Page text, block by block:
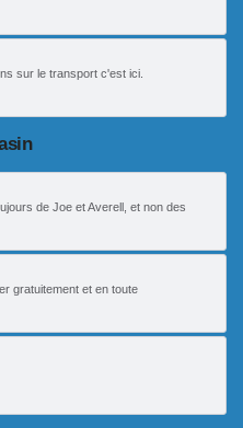
sur le transport c'est ici.
de Joe et Averell, et non des
gratuitement et en toute